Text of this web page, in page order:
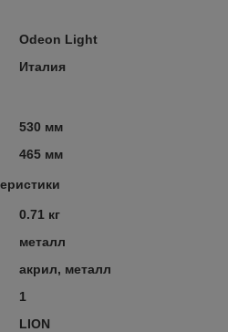
Odeon Light
Италия
530 мм
465 мм
0.71 кг
металл
акрил, металл
1
LION